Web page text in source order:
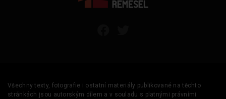
Všechny texty, fotografie i ostatní materiály publikované na těchto
stránkách jsou autorským dílem a v souladu s platnými právními